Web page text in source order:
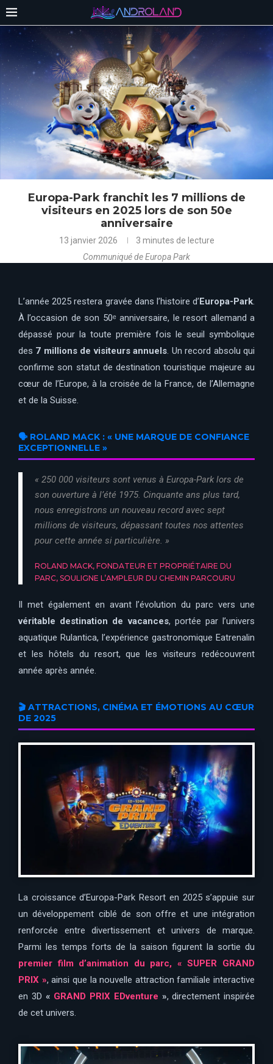
Europa-Park franchit les 7 millions de
visiteurs en 2025 lors de son 50e
anniversaire
13 janvier 2026
3 minutes de lecture
Communiqué de Europa Park
L’année 2025 restera gravée dans l’histoire d’Europa-Park
À l’occasion de son 50ᵉ anniversaire, le resort allemand a
dépassé pour la toute première fois le seuil symbolique
des 7 millions de visiteurs annuels . Un record absolu qui
confirme son statut de destination touristique majeure au
cœur de l’Europe, à la croisée de la France, de l’Allemagne
et de la Suisse.
🗣️ ROLAND MACK : « UNE MARQUE DE CONFIANCE
EXCEPTIONNELLE »
« 250 000 visiteurs sont venus à Europa-Park lors de
son ouverture à l’été 1975. Cinquante ans plus tard,
nous enregistrons un nouveau record avec sept
millions de visiteurs, dépassant toutes nos attentes
pour cette année si particulière. »
ROLAND MACK, FONDATEUR ET PROPRIÉTAIRE DU
PARC, SOULIGNE L’AMPLEUR DU CHEMIN PARCOURU
Il met également en avant l’évolution du parc vers une
véritable destination de vacances, portée par l’univers
aquatique Rulantica, l’expérience gastronomique Eatrenalin
et les hôtels du resort, que les visiteurs redécouvrent
année après année.
🎬 ATTRACTIONS, CINÉMA ET ÉMOTIONS AU CŒUR
DE 2025
La croissance d’Europa-Park Resort en 2025 s’appuie sur
un développement ciblé de son offre et une intégration
renforcée entre divertissement et univers de marque.
Parmi les temps forts de la saison figurent la sortie du
premier film d’animation du parc, « SUPER GRAND
PRIX », ainsi que la nouvelle attraction familiale interactive
en 3D « GRAND PRIX EDventure », directement inspirée
de cet univers.